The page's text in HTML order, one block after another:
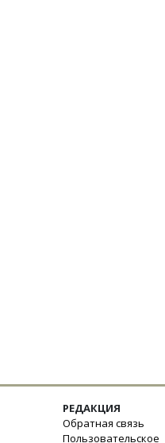
РЕДАКЦИЯ
Обратная связь
Пользовательское